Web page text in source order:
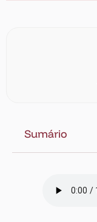
Sumário